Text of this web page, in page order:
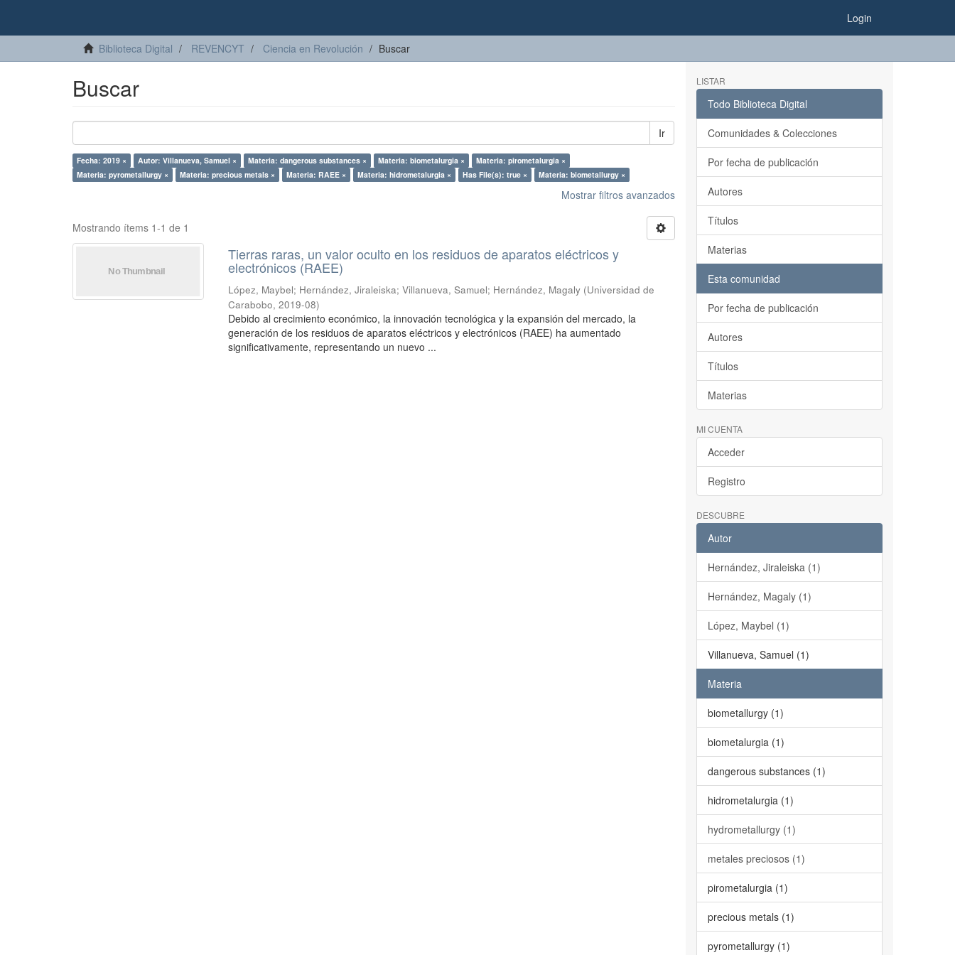
Login
Biblioteca Digital REVENCYT Ciencia en Revolución Buscar
Buscar
Ir
Fecha: 2019 × Autor: Villanueva, Samuel × Materia: dangerous substances × Materia: biometalurgia ×
Materia: pirometalurgia ×
Materia: pyrometallurgy ×
Materia: precious metals × Materia: RAEE × Materia: hidrometalurgia × Has File(s): true × Materia: biometallurgy ×
Mostrar filtros avanzados
Mostrando ítems 1-1 de 1
Tierras raras, un valor oculto en los residuos de aparatos eléctricos y
electrónicos (RAEE)
López, Maybel; Hernández, Jiraleiska;Villanueva, Samuel; Hernández, Magaly (Universidad de
Carabobo,2019-08)
Debido al crecimiento económico, la innovación tecnológica y la expansión del mercado, la
generación de los residuos de aparatos eléctricos y electrónicos (RAEE) ha aumentado
significativamente, representando un nuevo ...
LISTAR
Todo Biblioteca Digital
Comunidades & Colecciones
Por fecha de publicación
Autores
Títulos
Materias
Esta comunidad
Por fecha de publicación
Autores
Títulos
Materias
MI CUENTA
Acceder
Registro
DESCUBRE
Autor
Hernández, Jiraleiska (1)
Hernández, Magaly (1)
López, Maybel (1)
Villanueva, Samuel (1)
Materia
biometallurgy (1)
biometalurgia (1)
dangerous substances (1)
hidrometalurgia (1)
hydrometallurgy (1)
metales preciosos (1)
pirometalurgia (1)
precious metals (1)
pyrometallurgy (1)